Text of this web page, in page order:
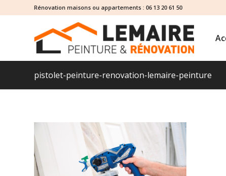
Rénovation maisons ou appartements : 06 13 20 61 50
pistolet-peinture-renovation-lemaire-peinture